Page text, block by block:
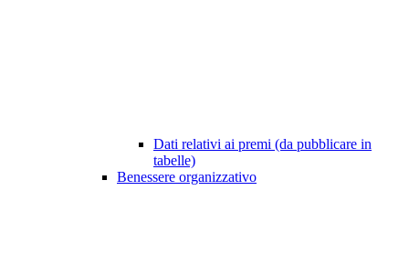
Dati relativi ai premi (da pubblicare in
tabelle)
Benessere organizzativo